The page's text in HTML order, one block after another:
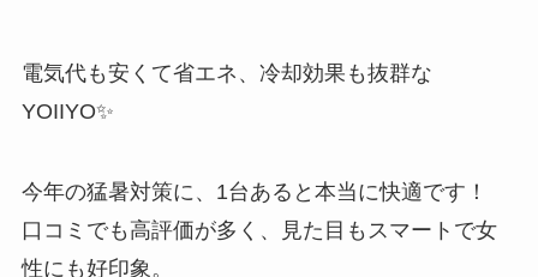
電気代も安くて省エネ、冷却効果も抜群な
YOIIYO✨
今年の猛暑対策に、1台あると本当に快適です！
口コミでも高評価が多く、見た目もスマートで女
性にも好印象。